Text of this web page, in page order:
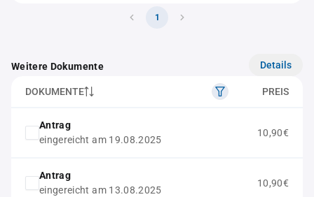
1
Weitere Dokumente Details
DOKUMENTE PREIS
Antrag
eingereicht am 19.08.2025
10,90€
Antrag
eingereicht am 13.08.2025
10,90€